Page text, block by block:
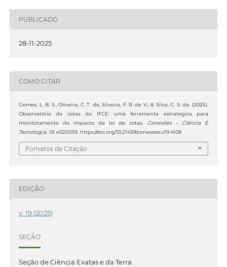
PUBLICADO
28-11-2025
COMO CITAR
Gomes, L. B. S., Oliveira, C. T. de, Silveira, F. R. de V., & Silva, C. S. da. (2025).
Observatório de cotas do IFCE: uma ferramenta estratégica para
monitoramento do impacto da lei de cotas. Conexões - Ciência E
Tecnologia, 19, e025039. https://doi.org/10.21439/conexoes.v19.4108
Fomatos de Citação
EDIÇÃO
v. 19 (2025)
SEÇÃO
Seção de Ciência Exatas e da Terra